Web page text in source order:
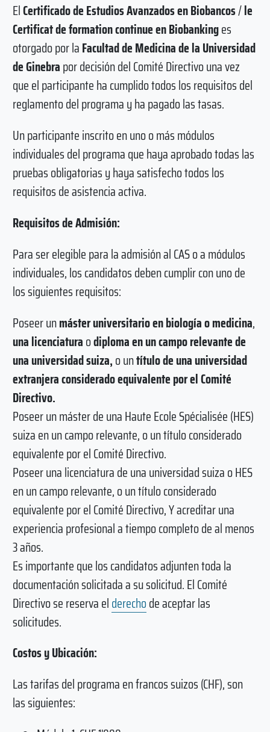
ElCertificado de Estudios Avanzados en Biobancos/le
Certificat de formation continue en Biobankinges
otorgado por laFacultad de Medicina de la Universidad
de Ginebrapor decisión del Comité Directivo una vez
que el participante ha cumplido todos los requisitos del
reglamento del programa y ha pagado las tasas.
Un participante inscrito en uno o más módulos
individuales del programa que haya aprobado todas las
pruebas obligatorias y haya satisfecho todos los
requisitos de asistencia activa.
Requisitos de Admisión:
Para ser elegible para la admisión al CAS o a módulos
individuales, los candidatos deben cumplir con uno de
los siguientes requisitos:
Poseer unmáster universitario en biología o medicina,
una licenciaturaodiploma en un campo relevante de
una universidad suiza,o untítulo de una universidad
extranjera considerado equivalente por el Comité
Directivo.
Poseer un máster de una Haute Ecole Spécialisée (HES)
suiza en un campo relevante, o un título considerado
equivalente por el Comité Directivo.
Poseer una licenciatura de una universidad suiza o HES
en un campo relevante, o un título considerado
equivalente por el Comité Directivo, Y acreditar una
experiencia profesional a tiempo completo de al menos
3 años.
Es importante que los candidatos adjunten toda la
documentación solicitada a su solicitud. El Comité
Directivo se reserva elderechode aceptar las
solicitudes.
Costos y Ubicación:
Las tarifas del programa en francos suizos (CHF), son
las siguientes: